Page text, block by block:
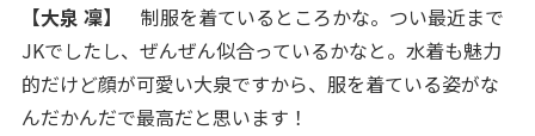
【大泉 凜】
制服を着ているところかな。つい最近まで
JKでしたし、ぜんぜん似合っているかなと。水着も魅力
的だけど顔が可愛い大泉ですから、服を着ている姿がな
んだかんだで最高だと思います！